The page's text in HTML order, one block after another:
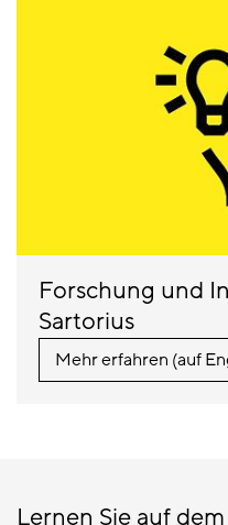
Forschung und
Sartorius
Mehr erfahren (auf
Lernen Sie auf